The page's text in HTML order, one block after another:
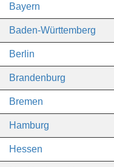
Bayern
Baden-Württemberg
Berlin
Brandenburg
Bremen
Hamburg
Hessen